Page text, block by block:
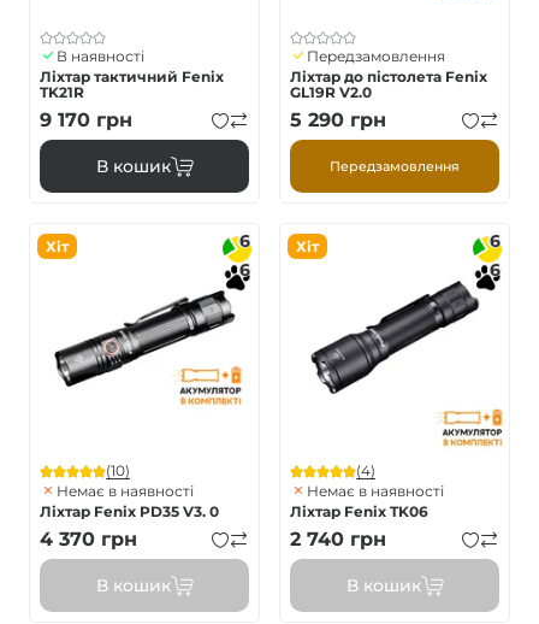
В наявності
Ліхтар тактичний Fenix
TK21R
9 170 грн
В кошик
Передзамовлення
Ліхтар до пістолета Fenix
GL19R V2.0
5 290 грн
Передзамовлення
Хіт
6
6
(10)
Немає в наявності
Ліхтар Fenix PD35 V3. 0
4 370 грн
В кошик
Хіт
6
6
(4)
Немає в наявності
Ліхтар Fenix TK06
2 740 грн
В кошик